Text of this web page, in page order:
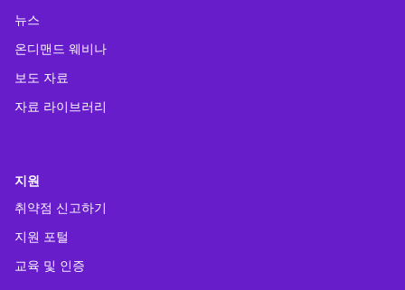
뉴스
온디맨드 웨비나
보도 자료
자료 라이브러리
지원
취약점 신고하기
지원 포털
교육 및 인증